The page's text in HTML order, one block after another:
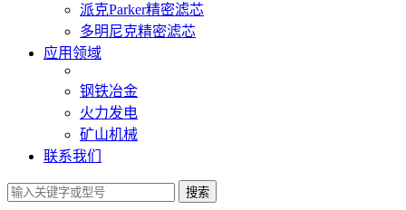
派克Parker精密滤芯
多明尼克精密滤芯
应用领域
钢铁冶金
火力发电
矿山机械
联系我们